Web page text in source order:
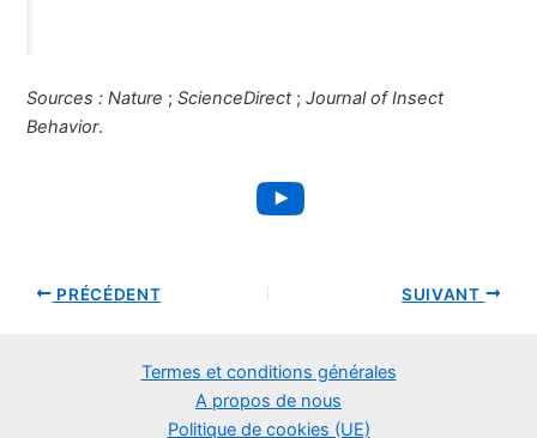
Sources : Nature ;ScienceDirect;Journal of Insect
Behavior.
YouTube
PRÉCÉDENT SUIVANT
Termes et conditions générales
A propos de nous
Politique de cookies (UE)